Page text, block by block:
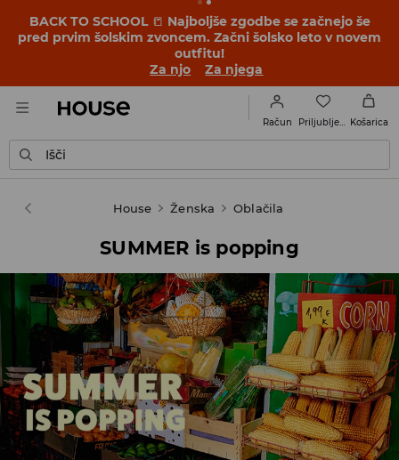
BACK TO SCHOOL 📒 Najboljše zgodbe se začnejo še
pred prvim šolskim zvoncem. Začni šolsko leto v novem
outfitu!
Za njo
Za njega
Račun Košarica
Išči
House Ženska Oblačila
SUMMER is popping